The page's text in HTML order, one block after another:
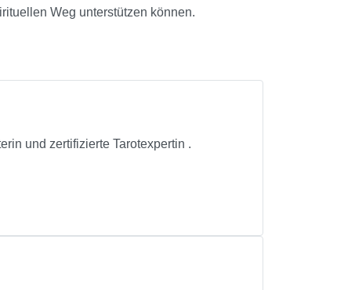
Weg unterstützen können.
und zertifizierte Tarotexpertin .